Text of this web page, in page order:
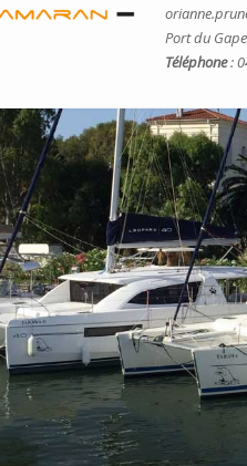
Port du
Téléphone: